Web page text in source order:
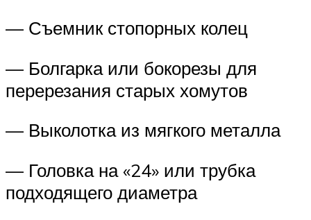
— Съемник стопорных колец
— Болгарка или бокорезы для
перерезания старых хомутов
— Выколотка из мягкого металла
— Головка на «24» или трубка
подходящего диаметра